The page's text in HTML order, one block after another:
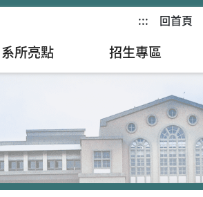
::: 回首頁
系所亮點 招生專區